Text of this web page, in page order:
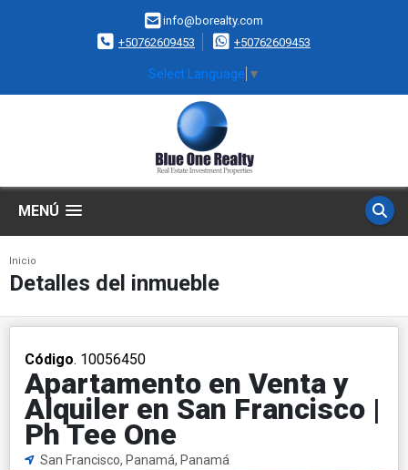
info@borealty.com
+50762609453
+50762609453
Select Language ▼
MENÚ
Inicio
Detalles del inmueble
Código. 10056450
Apartamento en Venta y
Alquiler en San Francisco |
Ph Tee One
San Francisco, Panamá, Panamá